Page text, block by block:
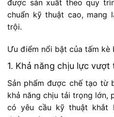
được sản xuất theo quy
chuẩn kỹ thuật cao, mang
trội.
Ưu điểm nổi bật của tấm kè
1. Khả năng chịu lực vượt
Sản phẩm được chế tạo từ
khả năng chịu tải trọng lớn,
có yêu cầu kỹ thuật khắt